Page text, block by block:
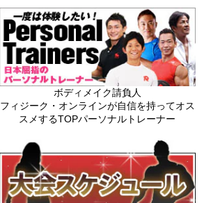
ボディメイク請負人
フィジーク・オンラインが自信を持ってオス
スメするTOPパーソナルトレーナー